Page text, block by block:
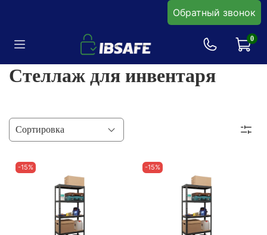
Обратный звонок
0
Стеллаж для инвентаря
-15% -15%